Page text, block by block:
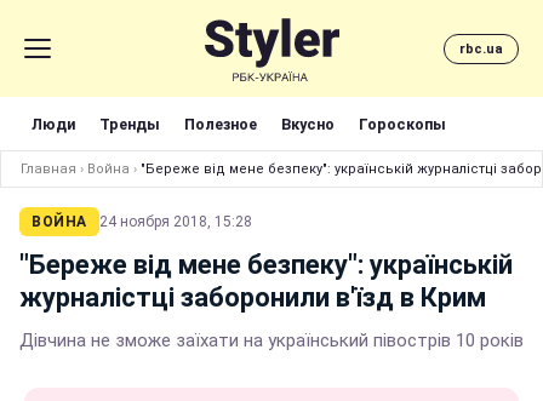
rbc.ua
Люди Тренды Полезное Вкусно Гороскопы
Главная › Война › "Береже від мене безпеку": українській журналістці
ВОЙНА 24 ноября 2018, 15:28
"Береже від мене безпеку": українській
журналістці заборонили в'їзд в Крим
Дівчина не зможе заїхати на український півострів 10 років